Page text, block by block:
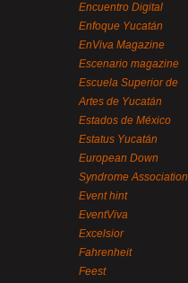
Encuentro Digital
Enfoque Yucatán
EnViva Magazine
Escenario magazine
Escuela Superior de
Artes de Yucatán
Estados de México
Estatus Yucatán
European Down
Syndrome Association
Event hint
EventViva
Excelsior
Fahrenheit
Feest